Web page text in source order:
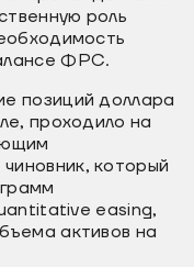
роль
ФРС.
позиций доллара
проходило на
который
easing,
активов на